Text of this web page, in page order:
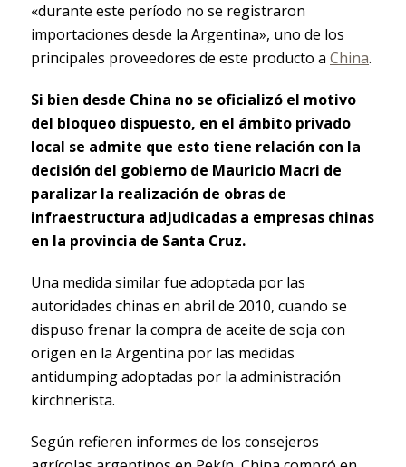
«durante este período no se registraron
importaciones desde la Argentina», uno de los
principales proveedores de este producto a China.
Si bien desde China no se oficializó el motivo
del bloqueo dispuesto, en el ámbito privado
local se admite que esto tiene relación con la
decisión del gobierno de Mauricio Macri de
paralizar la realización de obras de
infraestructura adjudicadas a empresas chinas
en la provincia de Santa Cruz.
Una medida similar fue adoptada por las
autoridades chinas en abril de 2010, cuando se
dispuso frenar la compra de aceite de soja con
origen en la Argentina por las medidas
antidumping adoptadas por la administración
kirchnerista.
Según refieren informes de los consejeros